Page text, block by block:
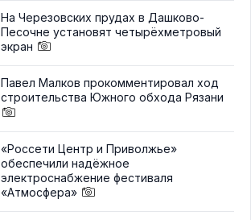
На Черезовских прудах в Дашково-
Песочне установят четырёхметровый
экран
Павел Малков прокомментировал ход
строительства Южного обхода Рязани
«Россети Центр и Приволжье»
обеспечили надёжное
электроснабжение фестиваля
«Атмосфера»